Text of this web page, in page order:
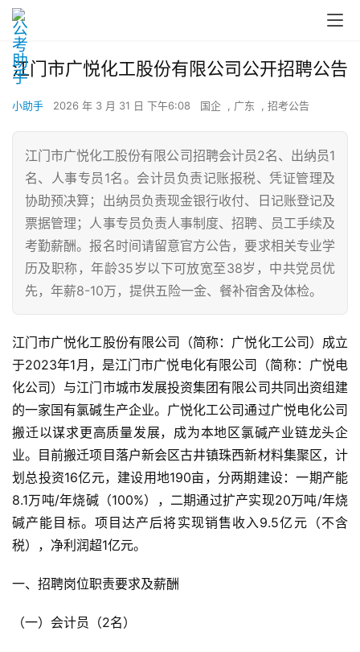
江门市广悦化工股份有限公司公开招聘公告
小助手 2026 年 3 月 31 日 下午6:08 国企 , 广东 , 招考公告
江门市广悦化工股份有限公司招聘会计员2名、出纳员1
名、人事专员1名。会计员负责记账报税、凭证管理及
协助预决算；出纳员负责现金银行收付、日记账登记及
票据管理；人事专员负责人事制度、招聘、员工手续及
考勤薪酬。报名时间请留意官方公告，要求相关专业学
历及职称，年龄35岁以下可放宽至38岁，中共党员优
先，年薪8-10万，提供五险一金、餐补宿舍及体检。
江门市广悦化工股份有限公司（简称：广悦化工公司）成立
于2023年1月，是江门市广悦电化有限公司（简称：广悦电
化公司）与江门市城市发展投资集团有限公司共同出资组建
的一家国有氯碱生产企业。广悦化工公司通过广悦电化公司
搬迁以谋求更高质量发展，成为本地区氯碱产业链龙头企
业。目前搬迁项目落户新会区古井镇珠西新材料集聚区，计
划总投资16亿元，建设用地190亩，分两期建设：一期产能
8.1万吨/年烧碱（100%），二期通过扩产实现20万吨/年烧
碱产能目标。项目达产后将实现销售收入9.5亿元（不含
税），净利润超1亿元。
一、招聘岗位职责要求及薪酬
（一）会计员（2名）